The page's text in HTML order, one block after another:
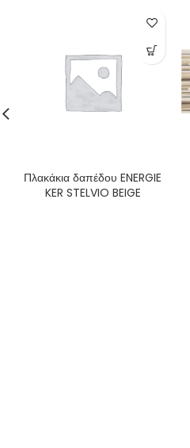
Πλακάκια δαπέδου ENERGIE
KER STELVIO BEIGE